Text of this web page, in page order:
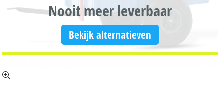
Nooit meer leverbaar
Bekijk alternatieven